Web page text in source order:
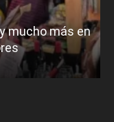
mucho más en